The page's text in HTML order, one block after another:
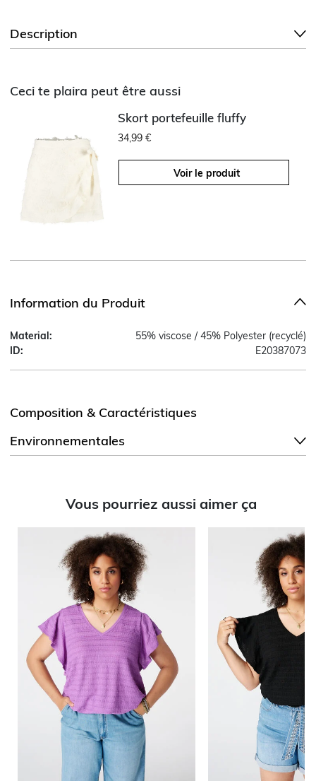
Description
Ceci te plaira peut être aussi
Skort portefeuille fluffy
34,99 €
Voir le produit
Information du Produit
Material:
55% viscose / 45% Polyester (recyclé)
ID:
E20387073
Composition & Caractéristiques
Environnementales
Vous pourriez aussi aimer ça